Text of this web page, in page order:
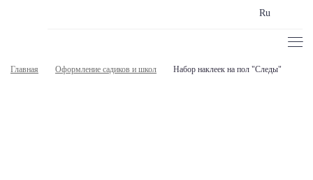
Ru
Главная Оформление садиков и школ Набор наклеек на пол "Следы"